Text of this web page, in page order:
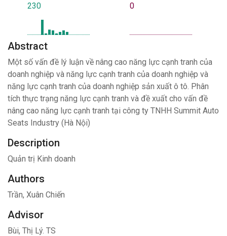
230
0
Abstract
Một số vấn đề lý luận về nâng cao năng lực cạnh tranh của
doanh nghiệp và năng lực cạnh tranh của doanh nghiệp và
năng lực cạnh tranh của doanh nghiệp sản xuất ô tô. Phân
tích thực trạng năng lực cạnh tranh và đề xuất cho vấn đề
nâng cao năng lực cạnh tranh tại công ty TNHH Summit Auto
Seats Industry (Hà Nội)
Description
Quản trị Kinh doanh
Authors
Trần, Xuân Chiến
Advisor
Bùi, Thị Lý. TS